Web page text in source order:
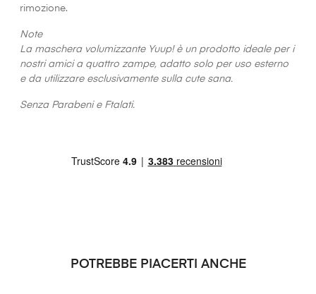
rimozione.
Note
La maschera volumizzante Yuup! è un prodotto ideale per i
nostri amici a quattro zampe, adatto solo per uso esterno
e da utilizzare esclusivamente sulla cute sana.
Senza Parabeni e Ftalati.
POTREBBE PIACERTI ANCHE